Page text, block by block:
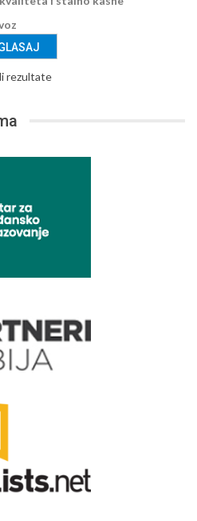
rezultate